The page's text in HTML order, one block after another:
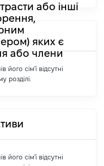
або інші
яких є
або члени
його сім'ї відсутні
розділі.
його сім'ї відсутні